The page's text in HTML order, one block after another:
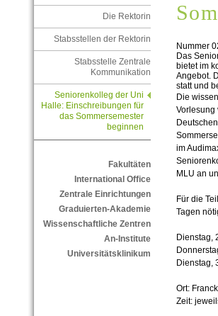
Die Rektorin
Stabsstellen der Rektorin
Stabsstelle Zentrale
Kommunikation
Seniorenkolleg der Uni
Halle: Einschreibungen für
das Sommersemester
beginnen
Fakultäten
International Office
Zentrale Einrichtungen
Graduierten-Akademie
Wissenschaftliche Zentren
An-Institute
Universitätsklinikum
Nummer
Das
bietet im
Angebot.
statt und
Die
Vorlesung
im
MLU an
Für die
Tagen
Dienstag,
Dienstag,
Ort:
Zeit: